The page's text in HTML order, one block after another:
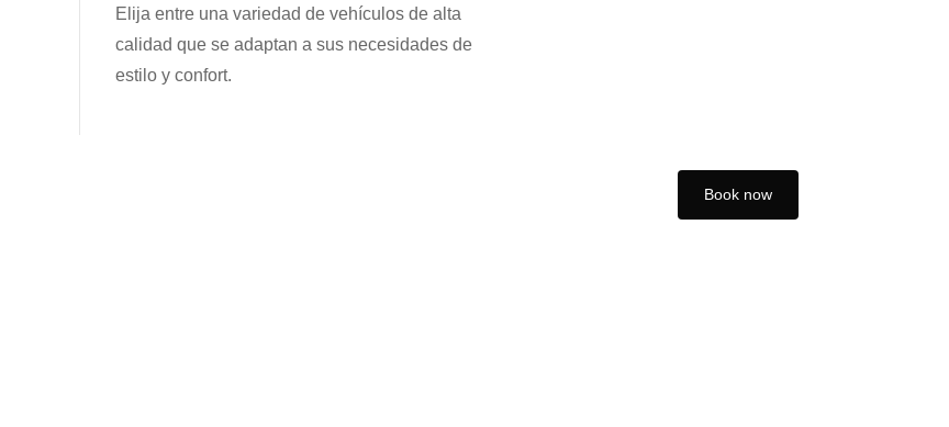
Elija entre una variedad de vehículos de alta
calidad que se adaptan a sus necesidades de
estilo y confort.
Book now